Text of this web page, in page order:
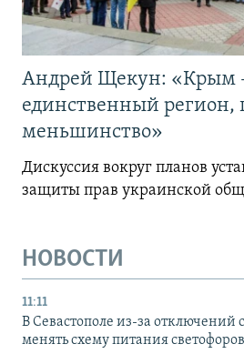
Андрей Щекун: «Крым
единственный регион,
меньшинство»
Дискуссия вокруг планов
защиты прав украинской
НОВОСТИ
11:11
В Севастополе из-за отключений
менять схему питания светофоров